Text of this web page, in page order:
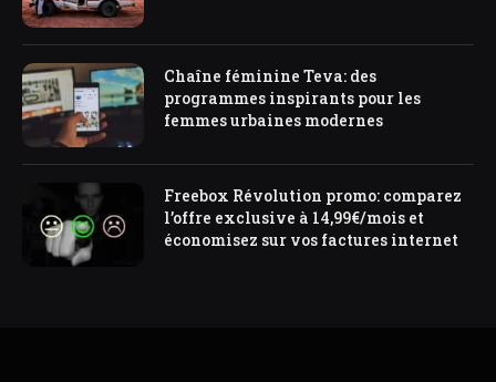
Chaîne féminine Teva: des
programmes inspirants pour les
femmes urbaines modernes
Freebox Révolution promo: comparez
l’offre exclusive à 14,99€/mois et
économisez sur vos factures internet